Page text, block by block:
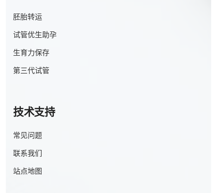
胚胎转运
试管优生助孕
生育力保存
第三代试管
技术支持
常见问题
联系我们
站点地图